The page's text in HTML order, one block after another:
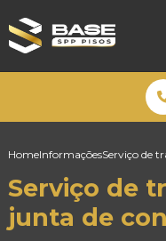
HomeInformaçõesServiço de
Serviço de
junta de